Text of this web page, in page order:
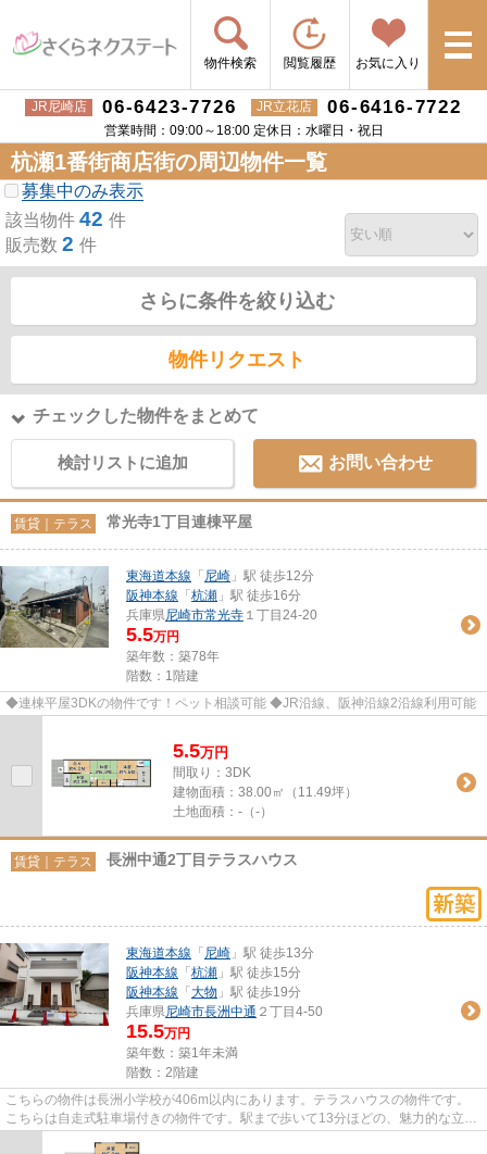
物件検索 閲覧履歴 お気に入り
JR尼崎店 06-6423-7726 JR立花店 06-6416-7722
営業時間：09:00～18:00 定休日：水曜日・祝日
杭瀬1番街商店街の周辺物件一覧
募集中のみ表示
該当物件 42 件
販売数 2 件
さらに条件を絞り込む
物件リクエスト
チェックした物件をまとめて
検討リストに追加 お問い合わせ
賃貸｜テラス 常光寺1丁目連棟平屋
東海道本線 「 尼崎 」駅 徒歩12分
阪神本線 「 杭瀬 」駅 徒歩16分
兵庫県尼崎市常光寺 １丁目24-20
5.5万円
築年数：築78年
階数：1階建
◆連棟平屋3DKの物件です！ペット相談可能 ◆JR沿線、阪神沿線2沿線利用可能
5.5万円
間取り：3DK
建物面積： 38.00㎡（11.49坪）
土地面積： -（-）
賃貸｜テラス 長洲中通2丁目テラスハウス
東海道本線 「 尼崎 」駅 徒歩13分
阪神本線 「 杭瀬 」駅 徒歩15分
阪神本線 「 大物 」駅 徒歩19分
兵庫県尼崎市長洲中通 ２丁目4-50
15.5万円
築年数：築1年未満
階数：2階建
こちらの物件は長洲小学校が406m以内にあります。テラスハウスの物件です。
こちらは自走式駐車場付きの物件です。駅まで歩いて13分ほどの、魅力的な立地